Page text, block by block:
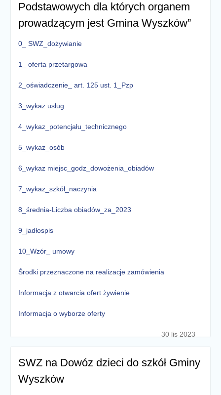
Podstawowych dla których organem
prowadzącym jest Gmina Wyszków”
0_ SWZ_dożywianie
1_ oferta przetargowa
2_oświadczenie_ art. 125 ust. 1_Pzp
3_wykaz usług
4_wykaz_potencjału_technicznego
5_wykaz_osób
6_wykaz miejsc_godz_dowożenia_obiadów
7_wykaz_szkół_naczynia
8_średnia-Liczba obiadów_za_2023
9_jadłospis
10_Wzór_ umowy
Środki przeznaczone na realizacje zamówienia
Informacja z otwarcia ofert żywienie
Informacja o wyborze oferty
30 lis 2023
SWZ na Dowóz dzieci do szkół Gminy
Wyszków